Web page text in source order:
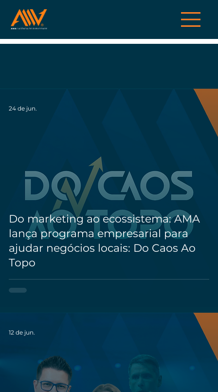
Do marketing ao ecossistema: AMA
lança programa empresarial para
ajudar negócios locais: Do Caos Ao
Topo
24 de jun.
12 de jun.